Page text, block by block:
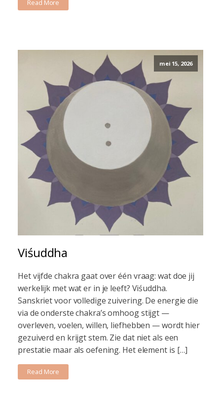
Read More
mei 15, 2026
Viśuddha
Het vijfde chakra gaat over één vraag: wat doe jij
werkelijk met wat er in je leeft? Viśuddha.
Sanskriet voor volledige zuivering. De energie die
via de onderste chakra’s omhoog stijgt —
overleven, voelen, willen, liefhebben — wordt hier
gezuiverd en krijgt stem. Zie dat niet als een
prestatie maar als oefening. Het element is […]
Read More